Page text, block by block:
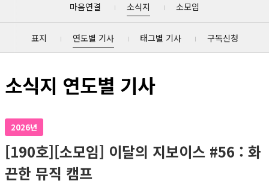
마음연결 소식지 소모임
표지 연도별 기사 태그별 기사 구독신청
소식지 연도별 기사
2026년
[190호][소모임] 이달의 지보이스 #56 : 화
끈한 뮤직 캠프